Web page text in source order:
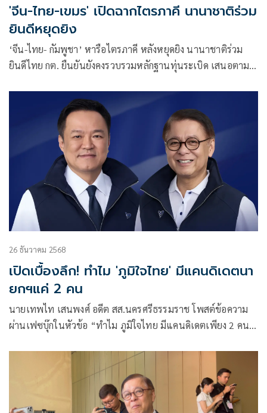
'จีน-ไทย-เขมร' เปิดฉากไตรภาคี นานาชาติร่วม
ยินดีหยุดยิง
‘จีน-ไทย- กัมพูชา’ หารือไตรภาคี หลังหยุดยิง นานาชาติร่วม
ยินดีไทย กต. ยืนยันยังคงรวบรวมหลักฐานทุ่นระเบิด เสนอตาม
26 ธันวาคม 2568
เปิดเบื้องลึก! ทำไม 'ภูมิใจไทย' มีแคนดิเดตนา
ยกฯแค่ 2 คน
นายเทพไท เสนพงศ์ อดีต สส.นครศรีธรรมราช โพสต์ข้อความ
ผ่านเฟซบุ๊กในหัวข้อ “ทำไม ภูมิใจไทย มีแคนดิเดตเพียง 2 คน”